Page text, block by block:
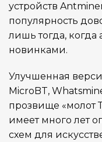
устройств
популярность
лишь тогда, когда
новинками.
Улучшенная
MicroBT,
прозвище «молот
имеет много лет
схем для